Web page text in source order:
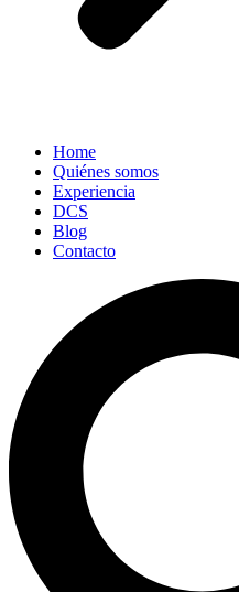
Home
Quiénes somos
Experiencia
DCS
Blog
Contacto